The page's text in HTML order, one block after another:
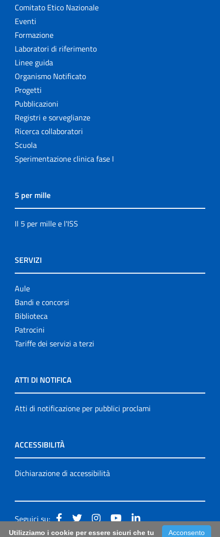
Comitato Etico Nazionale
Eventi
Formazione
Laboratori di riferimento
Linee guida
Organismo Notificato
Progetti
Pubblicazioni
Registri e sorveglianze
Ricerca collaboratori
Scuola
Sperimentazione clinica fase I
5 per mille
Il 5 per mille e l'ISS
SERVIZI
Aule
Bandi e concorsi
Biblioteca
Patrocini
Tariffe dei servizi a terzi
ATTI DI NOTIFICA
Atti di notificazione per pubblici proclami
ACCESSIBILITÀ
Dichiarazione di accessibilità
Seguici su:
Acconsento
Utilizziamo i cookie per essere sicuri che tu